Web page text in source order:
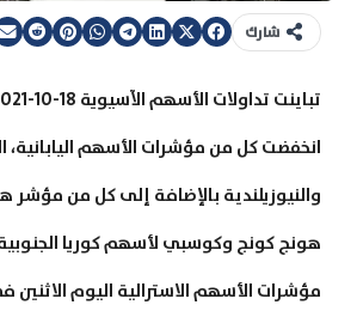
شارك
انخفضت كل من مؤشرات الأسهم اليابانية،
والنيوزيلندية بالإضافة إلى كل من
هونج كونج وكوسبي لأسهم كوريا
مؤشرات الأسهم الاسترالية اليوم